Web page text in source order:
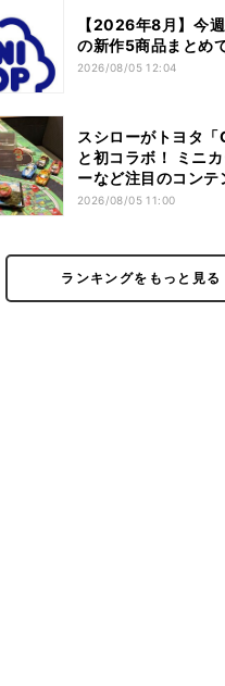
【2026年8月】今
の新作5商品まとめ
2026/08/05 12:04
スシローがトヨタ
と初コラボ！ ミニ
ーなど注目のコンテ
2026/08/05 11:00
ランキングをもっと見る